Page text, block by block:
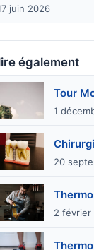
juin 2026
également
Tour
1
20
2 février